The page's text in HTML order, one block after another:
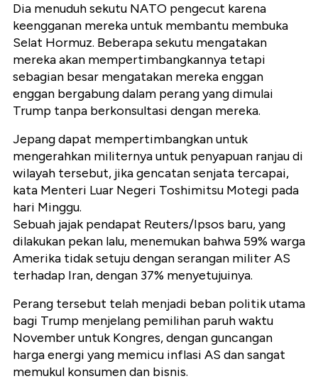
Dia menuduh sekutu NATO pengecut karena
keengganan mereka untuk membantu membuka
Selat Hormuz. Beberapa sekutu mengatakan
mereka akan mempertimbangkannya tetapi
sebagian besar mengatakan mereka enggan
enggan bergabung dalam perang yang dimulai
Trump tanpa berkonsultasi dengan mereka.
Jepang dapat mempertimbangkan untuk
mengerahkan militernya untuk penyapuan ranjau di
wilayah tersebut, jika gencatan senjata tercapai,
kata Menteri Luar Negeri Toshimitsu Motegi pada
hari Minggu.
Sebuah jajak pendapat Reuters/Ipsos baru, yang
dilakukan pekan lalu, menemukan bahwa 59% warga
Amerika tidak setuju dengan serangan militer AS
terhadap Iran, dengan 37% menyetujuinya.
Perang tersebut telah menjadi beban politik utama
bagi Trump menjelang pemilihan paruh waktu
November untuk Kongres, dengan guncangan
harga energi yang memicu inflasi AS dan sangat
memukul konsumen dan bisnis.